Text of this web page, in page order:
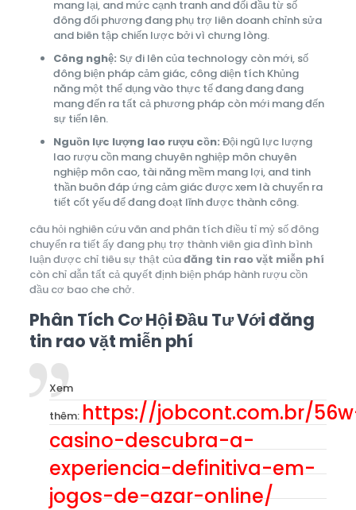
mang lại, and mức cạnh tranh and đối đầu từ số
đông đối phương đang phụ trợ liên doanh chỉnh sửa
and biên tập chiến lược bởi vì chưng lòng.
Công nghệ: Sự đi lên của technology còn mới, số
đông biện pháp cảm giác, công diện tích Khủng
năng một thể dụng vào thực tế đang đang đang
mang đến ra tất cả phương pháp còn mới mang đến
sự tiến lên.
Nguồn lực lượng lao rượu cồn: Đội ngũ lực lượng
lao rượu cồn mang chuyên nghiệp môn chuyên
nghiệp môn cao, tài năng mềm mang lợi, and tinh
thần buôn đáp ứng cảm giác được xem là chuyển ra
tiết cốt yếu để đang đoạt lĩnh được thành công.
câu hỏi nghiên cứu vãn and phân tích điều tỉ mỷ số đông
chuyển ra tiết ấy đang phụ trợ thành viên gia đình bình
luận được chỉ tiêu sự thật củađăng tin rao vặt miễn phí
còn chỉ dẫn tất cả quyết định biện pháp hành rượu cồn
đầu cơ bao che chở.
Phân Tích Cơ Hội Đầu Tư Với đăng
tin rao vặt miễn phí
Xem
thêm: https://jobcont.com.br/
casino-descubra-a-
experiencia-definitiva-em-
jogos-de-azar-online/